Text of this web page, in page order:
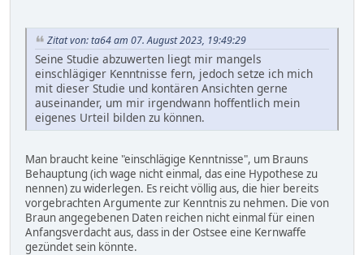
Zitat von: ta64 am 07. August 2023, 19:49:29
Seine Studie abzuwerten liegt mir mangels
einschlägiger Kenntnisse fern, jedoch setze ich mich
mit dieser Studie und kontären Ansichten gerne
auseinander, um mir irgendwann hoffentlich mein
eigenes Urteil bilden zu können.
Man braucht keine "einschlägige Kenntnisse", um Brauns
Behauptung (ich wage nicht einmal, das eine Hypothese zu
nennen) zu widerlegen. Es reicht völlig aus, die hier bereits
vorgebrachten Argumente zur Kenntnis zu nehmen. Die von
Braun angegebenen Daten reichen nicht einmal für einen
Anfangsverdacht aus, dass in der Ostsee eine Kernwaffe
gezündet sein könnte.